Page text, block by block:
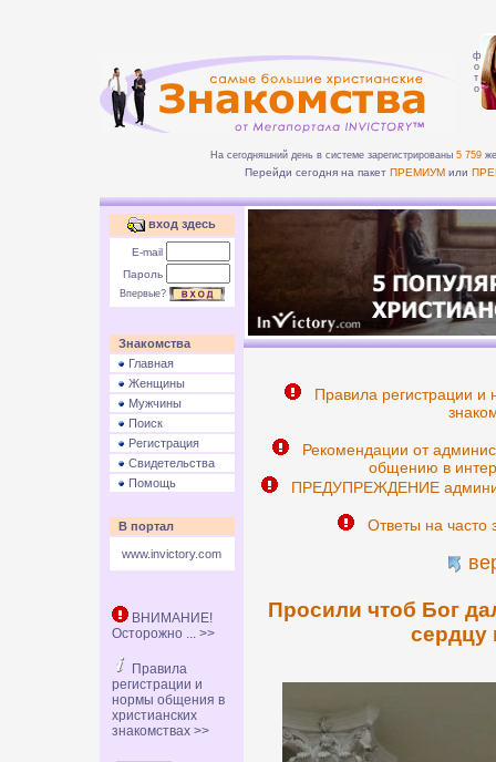
ф
о
т
о
На сегодняшний день в системе зарегистрированы 5 759
Перейди сегодня на пакет ПРЕМИУМили
вход здесь
E-mail
Пароль
Впервые?
Знакомства
Главная
Женщины
Мужчины
Поиск
Регистрация
Свидетельства
Помощь
В портал
www.invictory.com
ВНИМАНИЕ!
Осторожно ... >>
Правила
регистрации и
нормы общения в
христианских
знакомствах >>
Правила регистрации и
Рекомендации от
общению в
ПРЕДУПРЕЖДЕНИЕ
Ответы на часто
Просили чтоб Бог
сердцу